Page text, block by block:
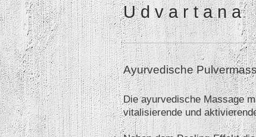
U d v a r t a n a
Ayurvedische
Die ayurvedische Massage
vitalisierende und